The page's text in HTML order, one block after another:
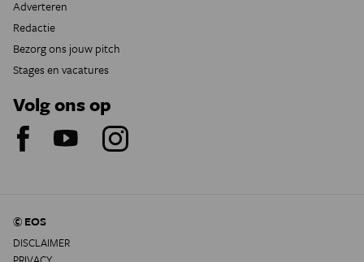
Adverteren
Redactie
Bezorg ons jouw pitch
Stages en vacatures
Volg ons op
© EOS
DISCLAIMER